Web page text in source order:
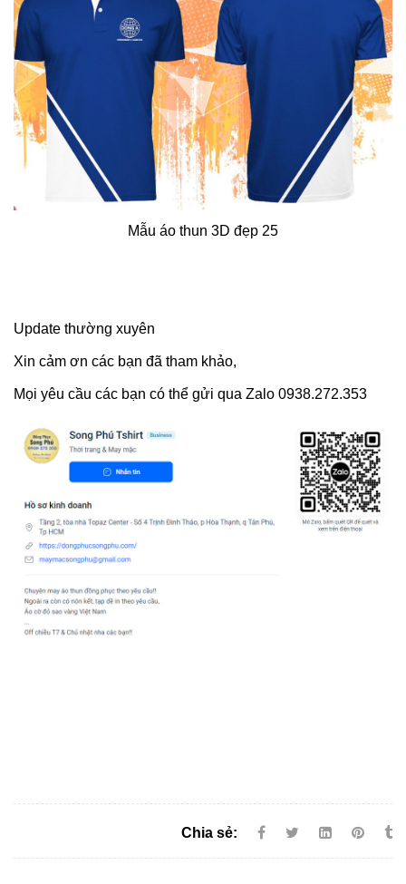
Mẫu áo thun 3D đẹp 25
Update thường xuyên
Xin cảm ơn các bạn đã tham khảo,
Mọi yêu cầu các bạn có thể gửi qua Zalo 0938.272.353
Chia sẻ: